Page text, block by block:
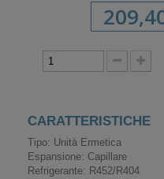
CARATTERISTICHE
Tipo: Unità Ermetica
Espansione: Capillare
Refrigerante: R452/R404